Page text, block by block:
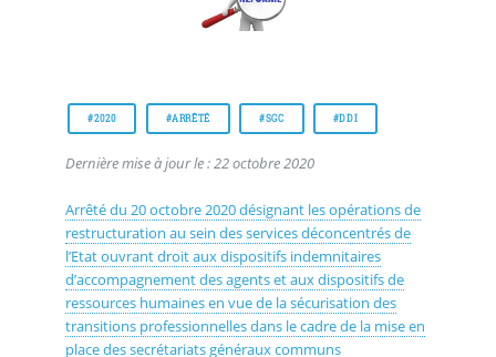
#2020 #ARRÊTÉ #SGC #DDI
Dernière mise à jour le : 22 octobre 2020
Arrêté du 20 octobre 2020 désignant les opérations de
restructuration au sein des services déconcentrés de
l’Etat ouvrant droit aux dispositifs indemnitaires
d’accompagnement des agents et aux dispositifs de
ressources humaines en vue de la sécurisation des
transitions professionnelles dans le cadre de la mise en
place des secrétariats généraux communs